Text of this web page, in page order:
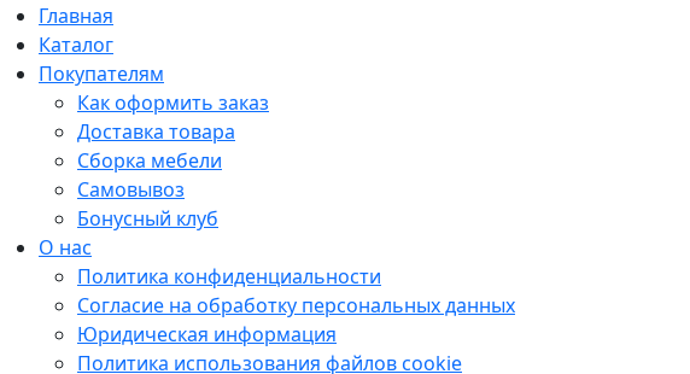
Главная
Каталог
Покупателям
Как оформить заказ
Доставка товара
Сборка мебели
Самовывоз
Бонусный клуб
О нас
Политика конфиденциальности
Согласие на обработку персональных данных
Юридическая информация
Политика использования файлов cookie